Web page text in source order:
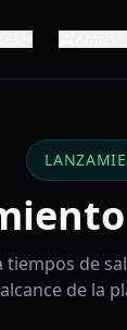
de
alcance de la